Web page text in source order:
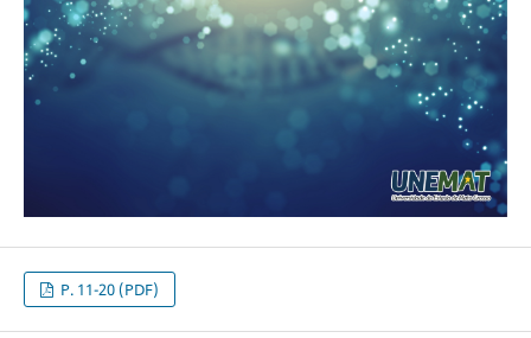
P. 11-20 (PDF)